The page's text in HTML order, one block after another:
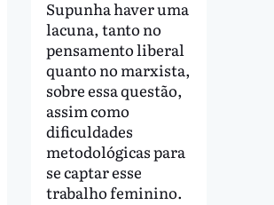
Supunha haver uma
lacuna, tanto no
pensamento liberal
quanto no marxista,
sobre essa questão,
assim como
dificuldades
metodológicas para
se captar esse
trabalho feminino.